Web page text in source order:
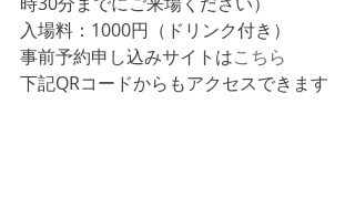
入場料：1000円（ドリンク付き）
事前予約申し込みサイトはこちら
下記QRコードからもアクセスできます